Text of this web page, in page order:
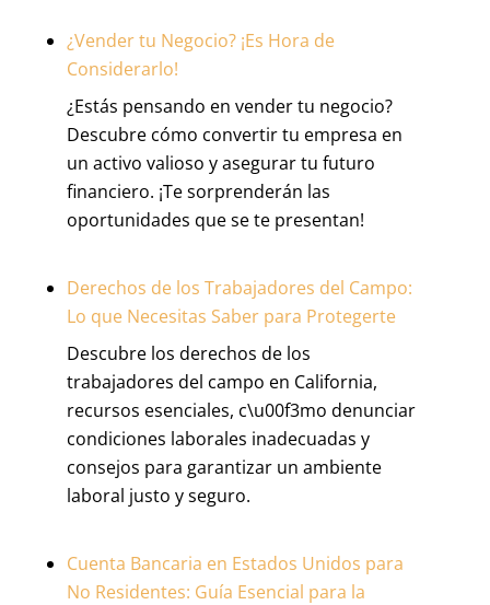
¿Vender tu Negocio? ¡Es Hora de
Considerarlo!
¿Estás pensando en vender tu negocio?
Descubre cómo convertir tu empresa en
un activo valioso y asegurar tu futuro
financiero. ¡Te sorprenderán las
oportunidades que se te presentan!
Derechos de los Trabajadores del Campo:
Lo que Necesitas Saber para Protegerte
Descubre los derechos de los
trabajadores del campo en California,
recursos esenciales, c\u00f3mo denunciar
condiciones laborales inadecuadas y
consejos para garantizar un ambiente
laboral justo y seguro.
Cuenta Bancaria en Estados Unidos para
No Residentes: Guía Esencial para la